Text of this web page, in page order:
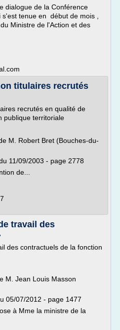
dialogue de la Conférence
tenue en début de mois ,
Ministre de l'Action et des
titulaires recrutés
recrutés en qualité de
publique territoriale
M. Robert Bret (Bouches-du-
11/09/2003 - page 2778
de...
travail des
des contractuels de la fonction
M. Jean Louis Masson
05/07/2012 - page 1477
à Mme la ministre de la